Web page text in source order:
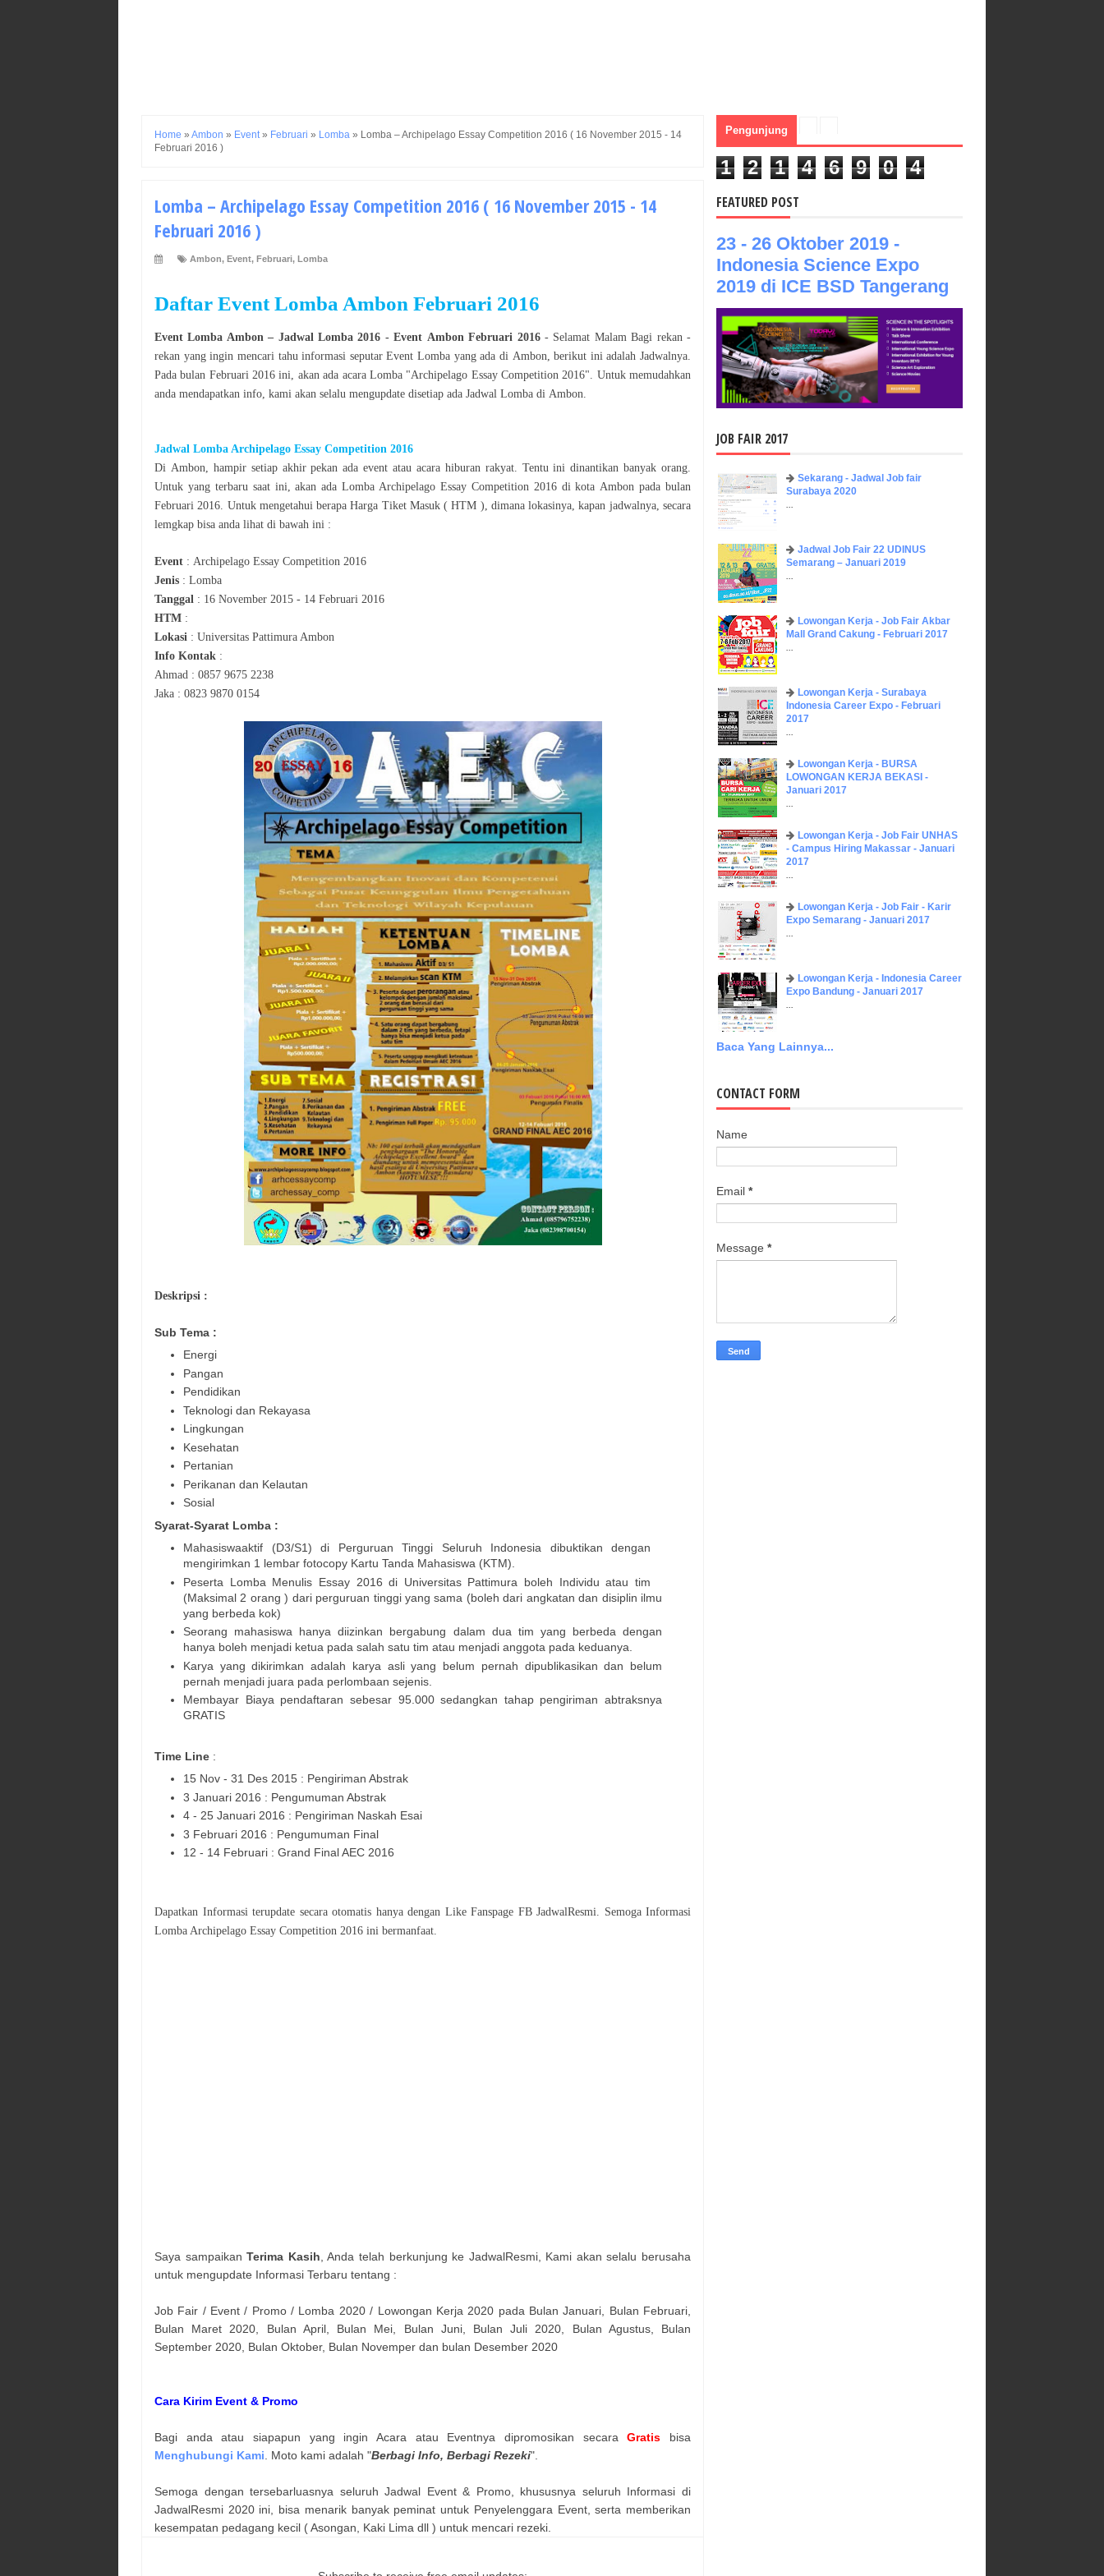
Home » Ambon » Event » Februari » Lomba » Lomba – Archipelago Essay Competition 2016 ( 16 November 2015 - 14
Februari 2016 )
Lomba – Archipelago Essay Competition 2016 ( 16 November 2015 - 14
Februari 2016 )
Ambon, Event, Februari, Lomba
Daftar Event Lomba Ambon Februari 2016
Event Lomba Ambon – Jadwal Lomba 2016 - Event Ambon Februari 2016- Selamat Malam Bagi rekan -
rekan yang ingin mencari tahu informasi seputar Event Lomba yang ada di Ambon , berikut ini adalah Jadwalnya.
Pada bulan Februari 2016 ini, akan ada acara Lomba"Archipelago Essay Competition 2016". Untuk memudahkan
anda mendapatkan info, kami akan selalu mengupdate disetiap ada Jadwal Lomba di Ambon
Jadwal Lomba Archipelago Essay Competition 2016
Di Ambon , hampir setiap akhir pekan ada event atau acara hiburan rakyat. Tentu ini dinantikan banyak orang.
Untuk yang terbaru saat ini, akan adaLomba Archipelago Essay Competition 2016di kota Ambon pada bulan
Februari 2016 . Untuk mengetahui berapa Harga Tiket Masuk ( HTM ), dimana lokasinya, kapan jadwalnya, secara
lemgkap bisa anda lihat di bawah ini :
Event : Archipelago Essay Competition 2016
Jenis : Lomba
Tanggal : 16 November 2015 - 14 Februari 2016
HTM :
Lokasi : Universitas Pattimura Ambon
Info Kontak :
Ahmad : 0857 9675 2238
Jaka : 0823 9870 0154
Deskripsi :
Sub Tema :
Energi
Pangan
Pendidikan
Teknologi dan Rekayasa
Lingkungan
Kesehatan
Pertanian
Perikanan dan Kelautan
Sosial
Syarat-Syarat Lomba :
Mahasiswaaktif (D3/S1) di Perguruan Tinggi Seluruh Indonesia dibuktikan dengan
mengirimkan 1 lembar fotocopy Kartu Tanda Mahasiswa (KTM).
Peserta Lomba Menulis Essay 2016 di Universitas Pattimura boleh Individu atau tim
(Maksimal 2 orang ) dari perguruan tinggi yang sama (boleh dari angkatan dan disiplin ilmu
yang berbeda kok)
Seorang mahasiswa hanya diizinkan bergabung dalam dua tim yang berbeda dengan
hanya boleh menjadi ketua pada salah satu tim atau menjadi anggota pada keduanya.
Karya yang dikirimkan adalah karya asli yang belum pernah dipublikasikan dan belum
pernah menjadi juara pada perlombaan sejenis.
Membayar Biaya pendaftaran sebesar 95.000 sedangkan tahap pengiriman abtraksnya
GRATIS
Time Line :
15 Nov - 31 Des 2015 : Pengiriman Abstrak
3 Januari 2016 : Pengumuman Abstrak
4 - 25 Januari 2016 : Pengiriman Naskah Esai
3 Februari 2016 : Pengumuman Final
12 - 14 Februari : Grand Final AEC 2016
Dapatkan Informasi terupdate secara otomatis hanya dengan Like Fanspage FB JadwalResmi. Semoga Informasi
Lomba Archipelago Essay Competition 2016 ini bermanfaat.
Saya sampaikanTerima Kasih, Anda telah berkunjung ke JadwalResmi, Kami akan selalu berusaha
untuk mengupdate Informasi Terbaru tentang :
Job Fair / Event / Promo / Lomba 2020 / Lowongan Kerja 2020 pada Bulan Januari, Bulan Februari,
Bulan Maret 2020, Bulan April, Bulan Mei, Bulan Juni, Bulan Juli 2020, Bulan Agustus, Bulan
September 2020, Bulan Oktober, Bulan Novemper dan bulan Desember 2020
Cara Kirim Event & Promo
Bagi anda atau siapapun yang ingin Acara atau Eventnya dipromosikan secaraGratis bisa
Menghubungi Kami. Moto kami adalah "Berbagi Info, Berbagi Rezeki".
Semoga dengan tersebarluasnya seluruh Jadwal Event & Promo, khususnya seluruh Informasi di
JadwalResmi 2020 ini, bisa menarik banyak peminat untuk Penyelenggara Event, serta memberikan
kesempatan pedagang kecil ( Asongan, Kaki Lima dll ) untuk mencari rezeki.
Pengunjung
1 2 1 4 6 9 0 4
FEATURED POST
23 - 26 Oktober 2019 -
Indonesia Science Expo
2019 di ICE BSD Tangerang
JOB FAIR 2017
Sekarang - Jadwal Job fair
Surabaya 2020
...
Jadwal Job Fair 22 UDINUS
Semarang – Januari 2019
...
Lowongan Kerja - Job Fair ​Akbar ​
Mall Grand Cakung - Februari 2017
...
Lowongan Kerja - Surabaya
Indonesia Career Expo - Februari
2017
...
Lowongan Kerja - BURSA
LOWONGAN KERJA BEKASI -
Januari 2017
...
Lowongan Kerja - Job Fair UNHAS
- Campus Hiring Makassar - Januari
2017
...
Lowongan Kerja - Job Fair - Karir
Expo Semarang - Januari 2017
...
Lowongan Kerja - Indonesia Career
Expo Bandung - Januari 2017
...
Baca Yang Lainnya...
CONTACT FORM
Name
Email *
Message *